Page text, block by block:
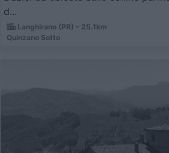
d...
Langhirano (PR) - 25.1km
Quinzano Sotto